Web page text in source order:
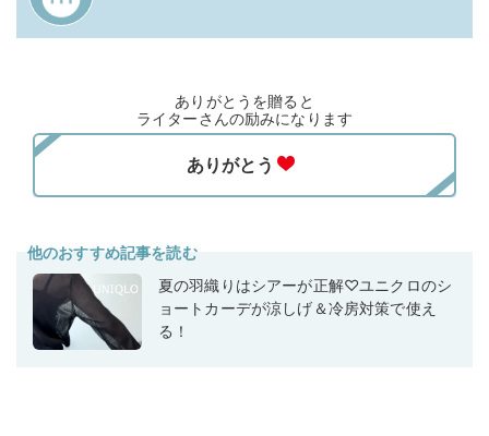
ありがとうを贈ると
ライターさんの励みになります
他のおすすめ記事を読む
夏の羽織りはシアーが正解♡ユニクロのシ
ョートカーデが涼しげ＆冷房対策で使え
る！